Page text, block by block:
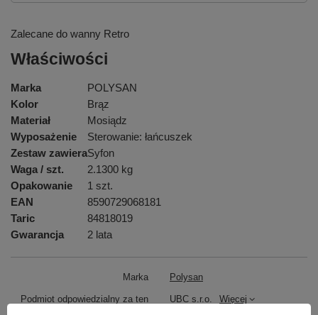
Zalecane do wanny Retro
Właściwości
Marka
POLYSAN
Kolor
Brąz
Materiał
Mosiądz
Wyposażenie
Sterowanie: łańcuszek
Zestaw zawieraSyfon
Waga / szt.
2.1300 kg
Opakowanie
1 szt.
EAN
8590729068181
Taric
84818019
Gwarancja
2 lata
Marka Polysan
Podmiot odpowiedzialny za ten
UBC s.r.o. Więcej